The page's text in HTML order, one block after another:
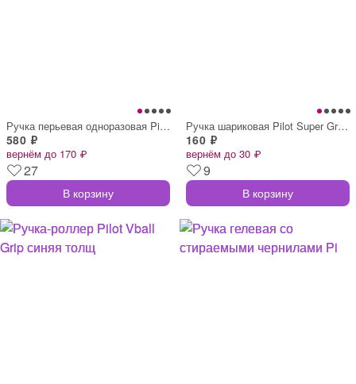
Ручка перьевая одноразовая Pilot SVP-4M
580 ₽
вернём до 170 ₽
27
В корзину
Ручка шариковая Pilot Super Grip BPS-GG-
160 ₽
вернём до 30 ₽
9
В корзину